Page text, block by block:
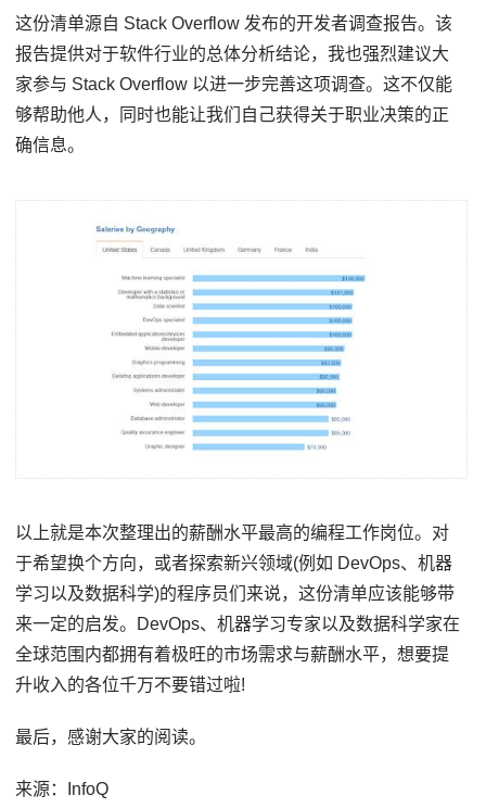
这份清单源自 Stack Overflow 发布的开发者调查报告。该
报告提供对于软件行业的总体分析结论，我也强烈建议大
家参与 Stack Overflow 以进一步完善这项调查。这不仅能
够帮助他人，同时也能让我们自己获得关于职业决策的正
确信息。
以上就是本次整理出的薪酬水平最高的编程工作岗位。对
于希望换个方向，或者探索新兴领域(例如 DevOps、机器
学习以及数据科学)的程序员们来说，这份清单应该能够带
来一定的启发。DevOps、机器学习专家以及数据科学家在
全球范围内都拥有着极旺的市场需求与薪酬水平，想要提
升收入的各位千万不要错过啦!
最后，感谢大家的阅读。
来源：InfoQ